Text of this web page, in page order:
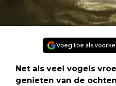
Voeg toe als
Net als veel vogels
genieten van de